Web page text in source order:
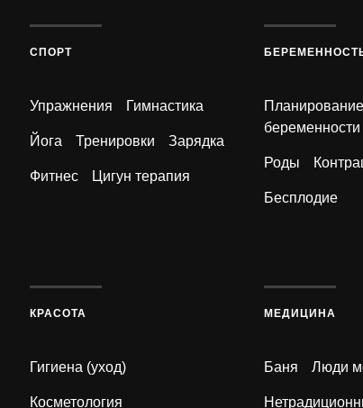
СПОРТ
Упражнения Гимнастика
Йога Тренировки Зарядка
Фитнес Цигун терапия
Планирование
беременности
Роды
Бесплодие
КРАСОТА
Гигиена (уход)
Косметология
МЕДИЦИНА
Баня Люди